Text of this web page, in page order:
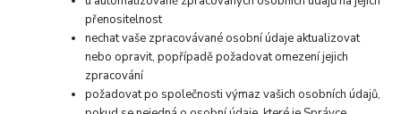
přenositelnost
nechat vaše zpracovávané osobní údaje aktualizovat
nebo opravit, popřípadě požadovat omezení jejich
zpracování
požadovat po společnosti výmaz vašich osobních údajů,